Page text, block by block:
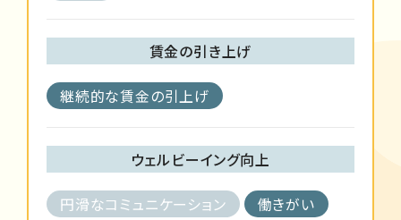
賃金の引き上げ
継続的な賃金の引上げ
ウェルビーイング向上
円滑なコミュニケーション
働きがい